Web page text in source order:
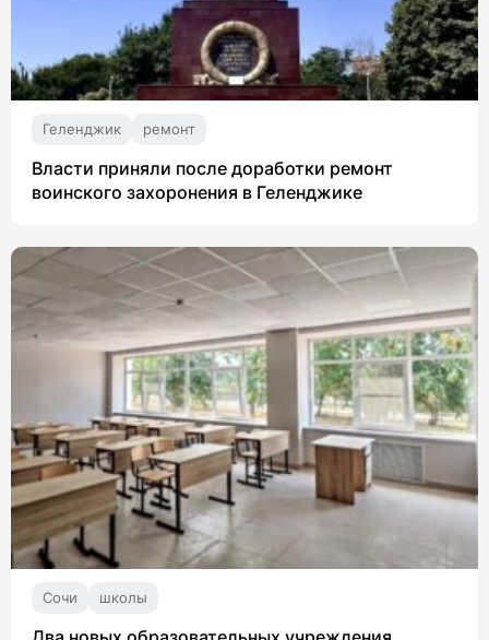
Геленджик ремонт
Власти приняли после доработки ремонт
воинского захоронения в Геленджике
Сочи школы